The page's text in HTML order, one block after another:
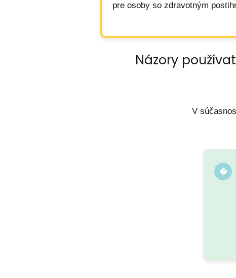
pre osoby so zdravotným
Názory
V
�